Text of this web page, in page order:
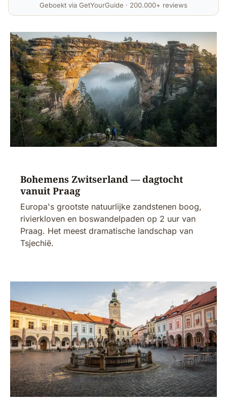
Geboekt via GetYourGuide · 200.000+ reviews
Bohemens Zwitserland — dagtocht
vanuit Praag
Europa's grootste natuurlijke zandstenen boog,
rivierkloven en boswandelpaden op 2 uur van
Praag. Het meest dramatische landschap van
Tsjechië.